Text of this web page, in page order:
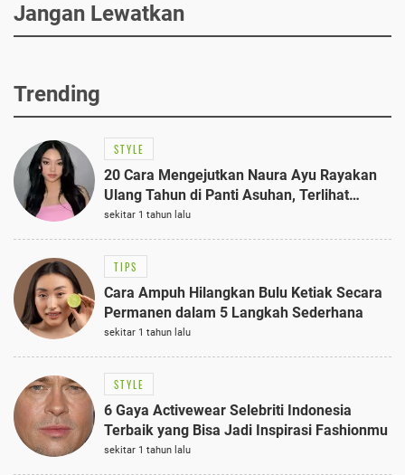
Jangan Lewatkan
Trending
STYLE
20 Cara Mengejutkan Naura Ayu Rayakan
Ulang Tahun di Panti Asuhan, Terlihat
Anggun dengan Kaftan Cokelat
sekitar 1 tahun lalu
TIPS
Cara Ampuh Hilangkan Bulu Ketiak Secara
Permanen dalam 5 Langkah Sederhana
sekitar 1 tahun lalu
STYLE
6 Gaya Activewear Selebriti Indonesia
Terbaik yang Bisa Jadi Inspirasi Fashionmu
sekitar 1 tahun lalu